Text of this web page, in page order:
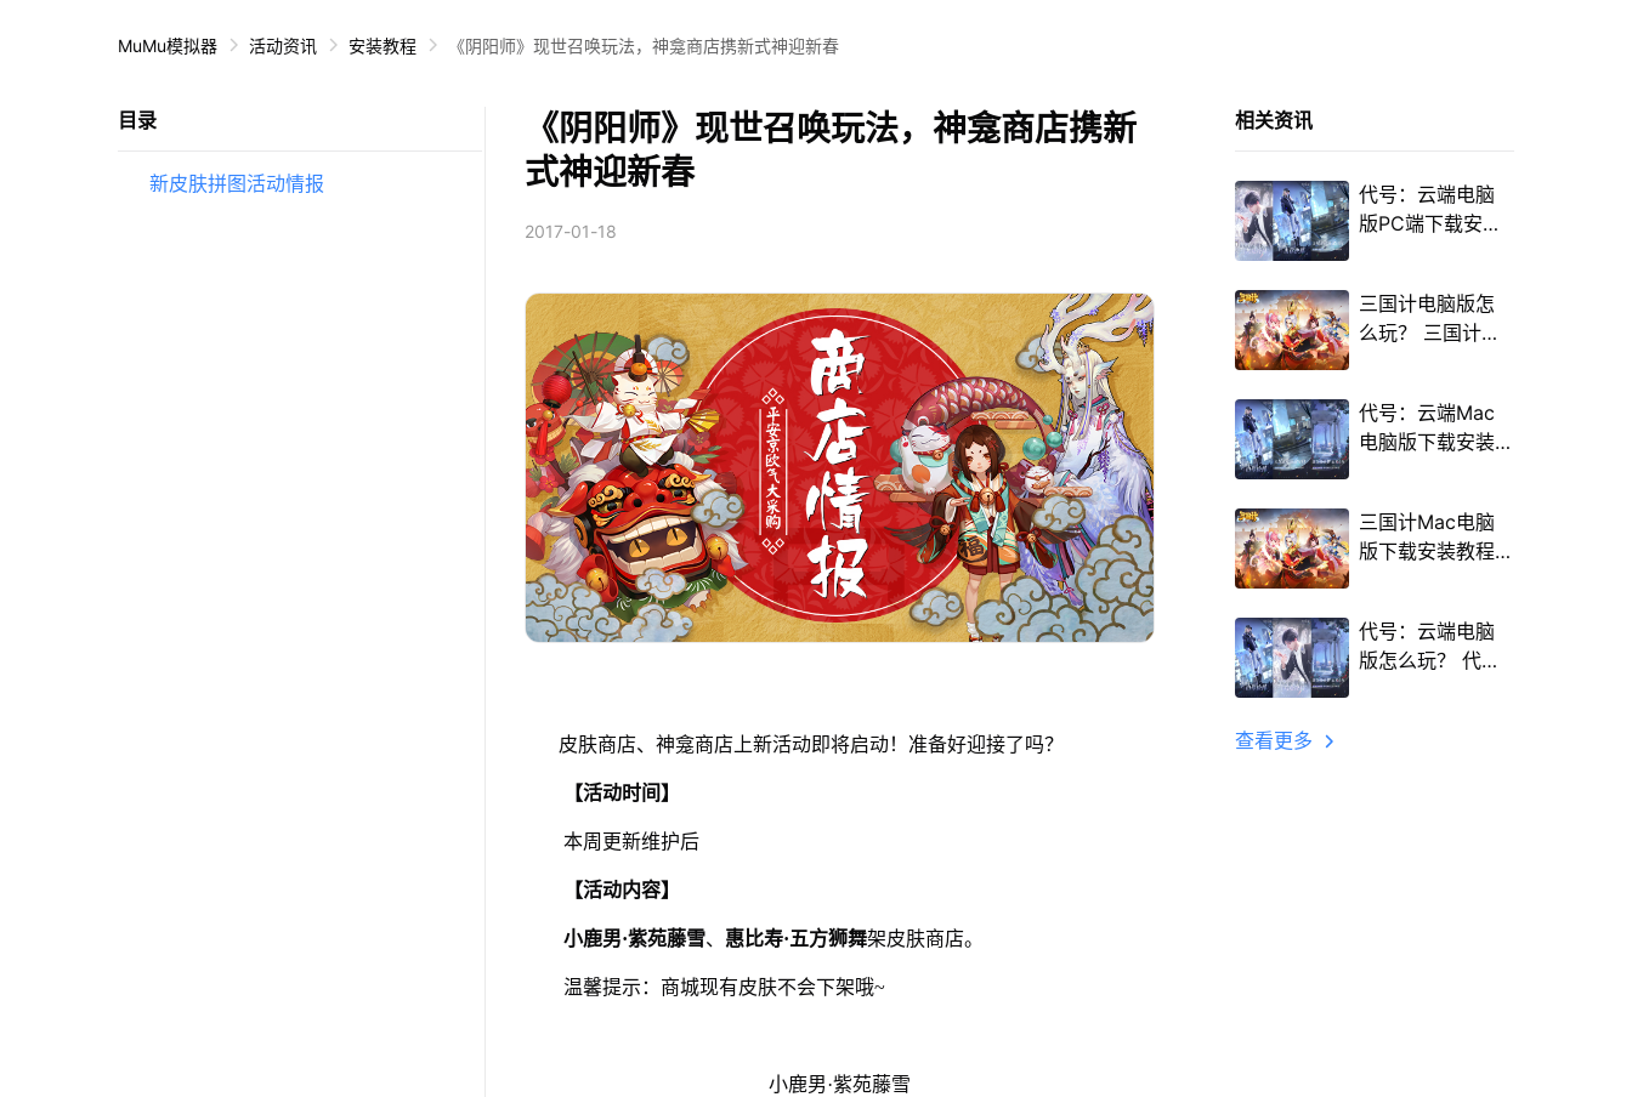
MuMu模拟器 活动资讯 安装教程 《阴阳师》现世召唤玩法，神龛商店携新式神迎新春
目录
新皮肤拼图活动情报
《阴阳师》现世召唤玩法，神龛商店携新
式神迎新春
2017-01-18
皮肤商店、神龛商店上新活动即将启动！准备好迎接了吗？
【活动时间】
本周更新维护后
【活动内容】
小鹿男·紫苑藤雪、 惠比寿·五方狮舞架皮肤商店。
温馨提示：商城现有皮肤不会下架哦~
小鹿男·紫苑藤雪
相关资讯
代号：云端电脑
版PC端下载安装
略
三国计电脑版怎
么玩？ 三国计性
机 按键设置教程
代号：云端Mac
电脑版下载安装
攻略
三国计Mac电脑
版下载安装教程
代号：云端电脑
版怎么玩？ 代
查看更多